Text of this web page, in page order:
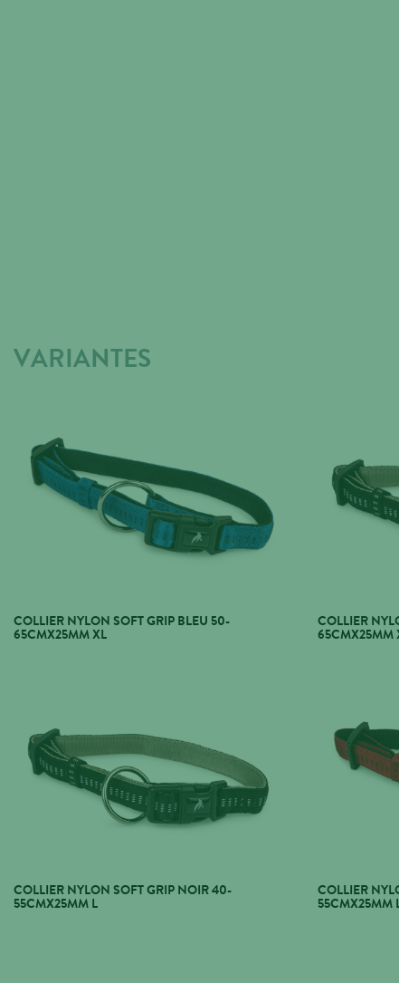
VARIANTES
COLLIER NYLON SOFT GRIP BLEU 50-
65CMX25MM XL
COLLIER
65CMX25MM
COLLIER NYLON SOFT GRIP NOIR 40-
55CMX25MM L
COLLIER
55CMX25MM